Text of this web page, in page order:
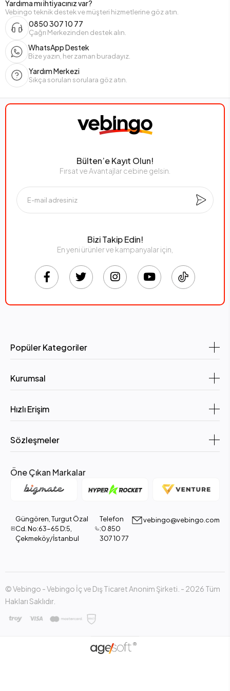
Yardıma mı ihtiyacınız var?
Vebingo teknik destek ve müşteri hizmetlerine göz atın.
0850 307 10 77
Çağrı Merkezinden destek alın.
WhatsApp Destek
Bize yazın, her zaman buradayız.
Yardım Merkezi
Sıkça sorulan sorulara göz atın.
Bülten’e Kayıt Olun!
Fırsat ve Avantajlar cebine gelsin.
Bizi Takip Edin!
En yeni ürünler ve kampanyalar için,
Popüler Kategoriler
Kurumsal
Hızlı Erişim
Sözleşmeler
Öne Çıkan Markalar
Güngören, Turgut Özal
Cd. No:63-65 D:5,
Çekmeköy/İstanbul
Telefon
:0 850
307 10 77
vebingo@vebingo.com
© Vebingo - Vebingo İç ve Dış Ticaret Anonim Şirketi. - 2026 Tüm
Hakları Saklıdır.